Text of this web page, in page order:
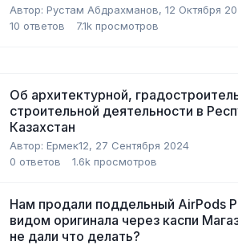
Автор: Рустам Абдрахманов, 12 Октября
10 ответов 7.1k просмотров
Об архитектурной,
строительной деятельности в
Казахстан
Автор: Ермек12, 27 Сентября 2024
0 ответов 1.6k просмотров
Нам продали поддельный AirPods
видом оригинала через каспи
не дали что делать?